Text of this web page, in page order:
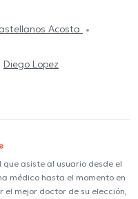
Acosta
Diego Lopez
asiste al usuario desde el
médico hasta el momento en
el mejor doctor de su elección,